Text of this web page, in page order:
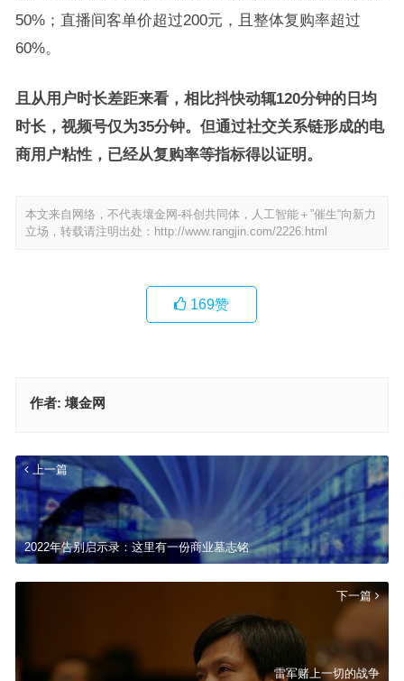
50%；直播间客单价超过200元，且整体复购率超过
60%。
且从用户时长差距来看，相比抖快动辄120分钟的日均
时长，视频号仅为35分钟。但通过社交关系链形成的电
商用户粘性，已经从复购率等指标得以证明。
本文来自网络，不代表壤金网-科创共同体，人工智能＋”催生“向新力
立场，转载请注明出处： http://www.rangjin.com/2226.html
169赞
作者: 壤金网
上一篇
2022年告别启示录：这里有一份商业墓志铭
下一篇
雷军赌上一切的战争